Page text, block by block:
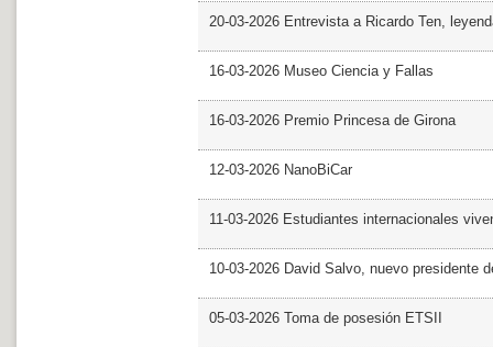
20-03-2026 Entrevista a Ricardo Ten,
16-03-2026 Museo Ciencia y Fallas
16-03-2026 Premio Princesa de Girona
12-03-2026 NanoBiCar
11-03-2026 Estudiantes internacionales
10-03-2026 David Salvo, nuevo presidente
05-03-2026 Toma de posesión ETSII